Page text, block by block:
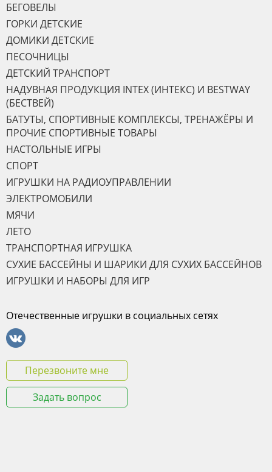
БЕГОВЕЛЫ
ГОРКИ ДЕТСКИЕ
ДОМИКИ ДЕТСКИЕ
ПЕСОЧНИЦЫ
ДЕТСКИЙ ТРАНСПОРТ
НАДУВНАЯ ПРОДУКЦИЯ INTEX (ИНТЕКС) И BESTWAY
(БЕСТВЕЙ)
БАТУТЫ, СПОРТИВНЫЕ КОМПЛЕКСЫ, ТРЕНАЖЁРЫ И
ПРОЧИЕ СПОРТИВНЫЕ ТОВАРЫ
НАСТОЛЬНЫЕ ИГРЫ
СПОРТ
ИГРУШКИ НА РАДИОУПРАВЛЕНИИ
ЭЛЕКТРОМОБИЛИ
МЯЧИ
ЛЕТО
ТРАНСПОРТНАЯ ИГРУШКА
СУХИЕ БАССЕЙНЫ И ШАРИКИ ДЛЯ СУХИХ БАССЕЙНОВ
ИГРУШКИ И НАБОРЫ ДЛЯ ИГР
Отечественные игрушки в социальных сетях
Перезвоните мне
Задать вопрос